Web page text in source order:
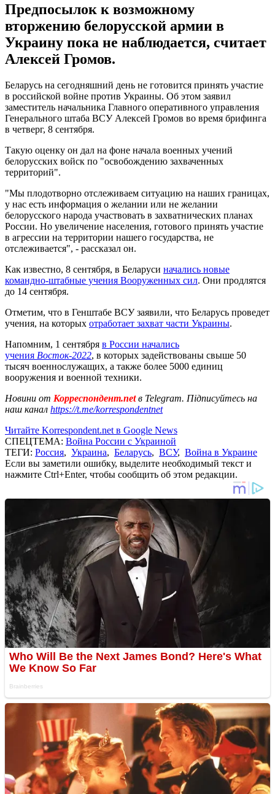
Предпосылок к возможному
вторжению белорусской армии в
Украину пока не наблюдается, считает
Алексей Громов.
Беларусь на сегодняшний день не готовится принять участие
в российской войне против Украины. Об этом заявил
заместитель начальника Главного оперативного управления
Генерального штаба ВСУ Алексей Громов во время брифинга
в четверг, 8 сентября.
Такую оценку он дал на фоне начала военных учений
белорусских войск по "освобождению захваченных
территорий".
"Мы плодотворно отслеживаем ситуацию на наших границах,
у нас есть информация о желании или не желании
белорусского народа участвовать в захватнических планах
России. Но увеличение населения, готового принять участие
в агрессии на территории нашего государства, не
отслеживается", - рассказал он.
Как известно, 8 сентября, в Беларуси начались новые
командно-штабные учения Вооруженных сил. Они продлятся
до 14 сентября.
Отметим, что в Генштабе ВСУ заявили, что Беларусь проведет
учения, на которых отработает захват части Украины.
Напомним, 1 сентября в России начались
учения Восток-2022, в которых задействованы свыше 50
тысяч военнослужащих, а также более 5000 единиц
вооружения и военной техники.
Новини от Корреспондент.netв Telegram. Підписуйтесь на
наш канал https://t.me/korrespondentnet
Читайте Korrespondent.net в Google News
СПЕЦТЕМА: Война России с Украиной
ТЕГИ: Россия, Украина, Беларусь, ВСУ, Война в Украине
Если вы заметили ошибку, выделите необходимый текст и
нажмите Ctrl+Enter, чтобы сообщить об этом редакции.